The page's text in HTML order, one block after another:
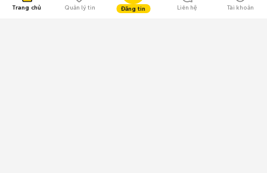
Trang chủ Quản lý tin Đăng tin Liên hệ Tài khoản